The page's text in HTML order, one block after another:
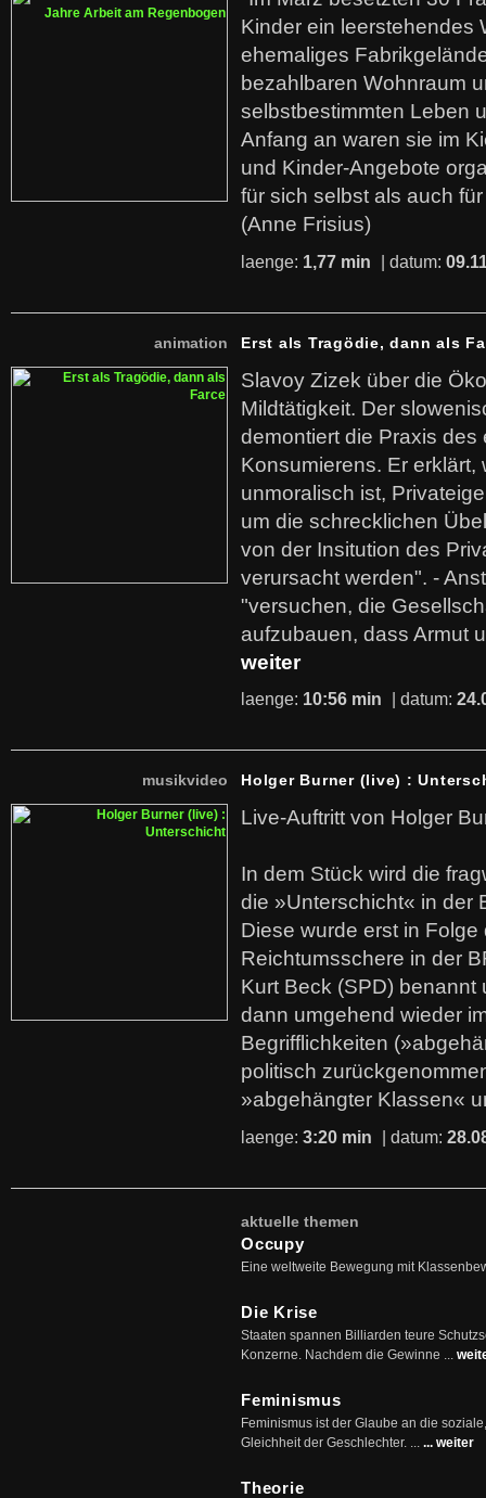
Kinder ein leerstehendes
ehemaliges
bezahlbaren Wohnraum
selbstbestimmten Leben
Anfang an waren sie im
und Kinder-Angebote
für sich selbst als auch
(Anne Frisius)
laenge: 1,77 min | datum:
animation Erst als Tragödie, dann als
Slavoy Zizek über die
Mildtätigkeit. Der
demontiert die Praxis des
Konsumierens. Er erklärt,
unmoralisch ist,
um die schrecklichen
von der Insitution des
verursacht werden". -
"versuchen, die
aufzubauen, dass Armut
weiter
laenge: 10:56 min | datum:
musikvideo Holger Burner (live) :
Live-Auftritt von Holger
In dem Stück wird die
die »Unterschicht« in der
Diese wurde erst in
Reichtumsschere in der
Kurt Beck (SPD)
dann umgehend wieder
Begrifflichkeiten
politisch
»abgehängter Klassen«
laenge: 3:20 min | datum:
aktuelle themen
Occupy
Eine weltweite Bewegung mit
Die Krise
Staaten spannen Billiarden teure
Konzerne. Nachdem die Gewinne ...
Feminismus
Feminismus ist der Glaube an die
Gleichheit der Geschlechter. ... ... weiter
Theorie